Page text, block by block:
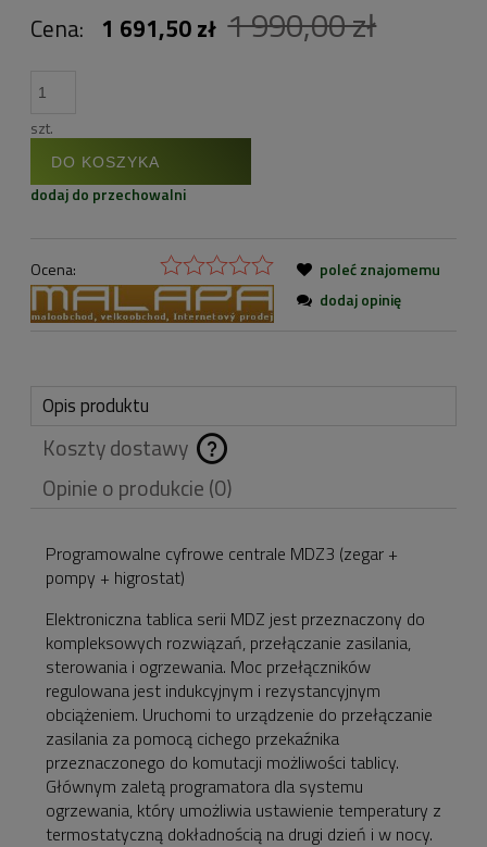
Cena: 1 691,50 zł 1 990,00 zł
szt.
DO KOSZYKA
dodaj do przechowalni
Ocena:
poleć znajomemu
dodaj opinię
Opis produktu
Koszty dostawy
Cena nie zawiera
ewentualnych kosztów
płatności
Opinie o produkcie (0)
Programowalne cyfrowe centrale MDZ3 (zegar +
pompy + higrostat)
Elektroniczna tablica serii MDZ jest przeznaczony do
kompleksowych rozwiązań, przełączanie zasilania,
sterowania i ogrzewania. Moc przełączników
regulowana jest indukcyjnym i rezystancyjnym
obciążeniem. Uruchomi to urządzenie do przełączanie
zasilania za pomocą cichego przekaźnika
przeznaczonego do komutacji możliwości tablicy.
Głównym zaletą programatora dla systemu
ogrzewania, który umożliwia ustawienie temperatury z
termostatyczną dokładnością na drugi dzień i w nocy.